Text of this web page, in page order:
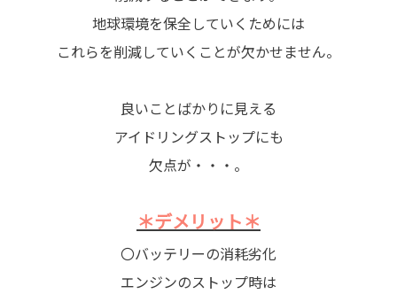
地球環境を保全していくためには
これらを削減していくことが欠かせません。
良いことばかりに見える
アイドリングストップにも
欠点が・・・。
＊デメリット＊
〇バッテリーの消耗劣化
エンジンのストップ時は